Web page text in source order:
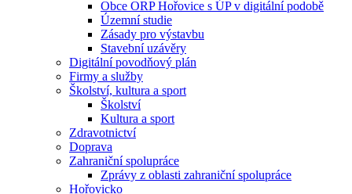
Obce ORP Hořovice s ÚP v digitální podobě
Územní studie
Zásady pro výstavbu
Stavební uzávěry
Digitální povodňový plán
Firmy a služby
Školství, kultura a sport
Školství
Kultura a sport
Zdravotnictví
Doprava
Zahraniční spolupráce
Zprávy z oblasti zahraniční spolupráce
Hořovicko